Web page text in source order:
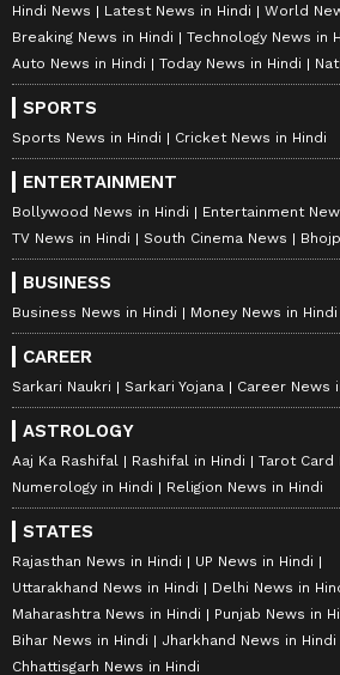
Hindi News Latest News in Hindi
World
Breaking News in Hindi
Technology News in
Auto News in Hindi
Today News in Hindi
SPORTS
Sports News in Hindi Cricket News in Hindi
ENTERTAINMENT
Bollywood News in Hindi
Entertainment
TV News in Hindi
South Cinema News
BUSINESS
Business News in Hindi Money News in Hindi
CAREER
Sarkari Naukri Sarkari Yojana Career News
ASTROLOGY
Aaj Ka Rashifal Rashifal in Hindi
Tarot Card
Numerology in Hindi
Religion News in Hindi
STATES
Rajasthan News in Hindi
UP News in Hindi
Uttarakhand News in Hindi
Delhi News in
Maharashtra News in Hindi
Punjab News in
Bihar News in Hindi
Jharkhand News in Hindi
Chhattisgarh News in Hindi